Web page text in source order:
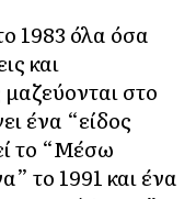
1983 όλα όσα
και
στο
ένα “είδος
το “Μέσω
το 1991 και ένα